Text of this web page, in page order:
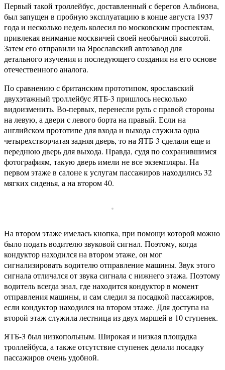
Первый такой троллейбус, доставленный с берегов Альбиона,
был запущен в пробную эксплуатацию в конце августа 1937
года и несколько недель колесил по московским проспектам,
привлекая внимание москвичей своей необычной высотой.
Затем его отправили на Ярославский автозавод для
детального изучения и последующего создания на его основе
отечественного аналога.
По сравнению с британским прототипом, ярославский
двухэтажный троллейбус ЯТБ-3 пришлось несколько
видоизменить. Во-первых, перенесли руль с правой стороны
на левую, а двери с левого борта на правый. Если на
английском прототипе для входа и выхода служила одна
четырехстворчатая задняя дверь, то на ЯТБ-3 сделали еще и
переднюю дверь для выхода. Правда, судя по сохранившимся
фотографиям, такую дверь имели не все экземпляры. На
первом этаже в салоне к услугам пассажиров находились 32
мягких сиденья, а на втором 40.
На втором этаже имелась кнопка, при помощи которой можно
было подать водителю звуковой сигнал. Поэтому, когда
кондуктор находился на втором этаже, он мог
сигнализировать водителю отправление машины. Звук этого
сигнала отличался от звука сигнала с нижнего этажа. Поэтому
водитель всегда знал, где находится кондуктор в момент
отправления машины, и сам следил за посадкой пассажиров,
если кондуктор находился на втором этаже. Для доступа на
второй этаж служила лестница из двух маршей в 10 ступенек.
ЯТБ-3 был низкопольным. Широкая и низкая площадка
троллейбуса, а также отсутствие ступенек делали посадку
пассажиров очень удобной.